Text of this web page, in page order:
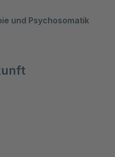
und Psychosomatik